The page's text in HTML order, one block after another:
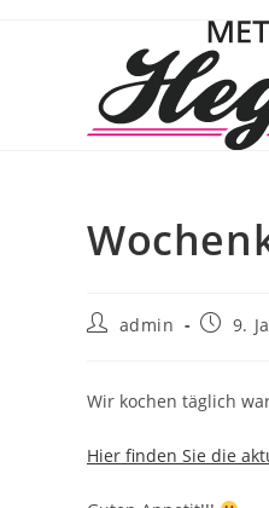
admin 9.
Wir kochen täglich
Hier finden Sie die